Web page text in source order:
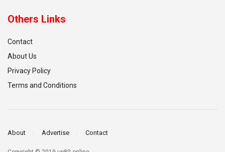
Others Links
Contact
About Us
Privacy Policy
Terms and Conditions
About Advertise Contact